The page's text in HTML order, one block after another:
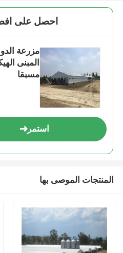
احصل على
مزرعة
المبنى
مسبقا
استمر
المنتجات الموصى بها